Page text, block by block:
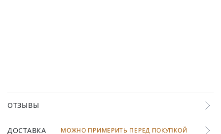
ОТЗЫВЫ
ДОСТАВКА МОЖНО ПРИМЕРИТЬ ПЕРЕД ПОКУПКОЙ